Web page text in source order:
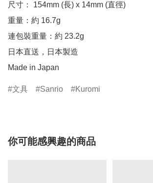
尺寸： 154mm (長) x 14mm (直徑)
重量：約 16.7g
連包裝重量：約 23.2g
日本直送，日本製造
Made in Japan
文具 Sanrio Kuromi
你可能感興趣的商品